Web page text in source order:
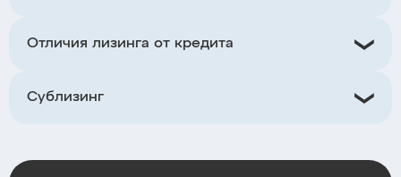
Отличия лизинга от кредита
Сублизинг